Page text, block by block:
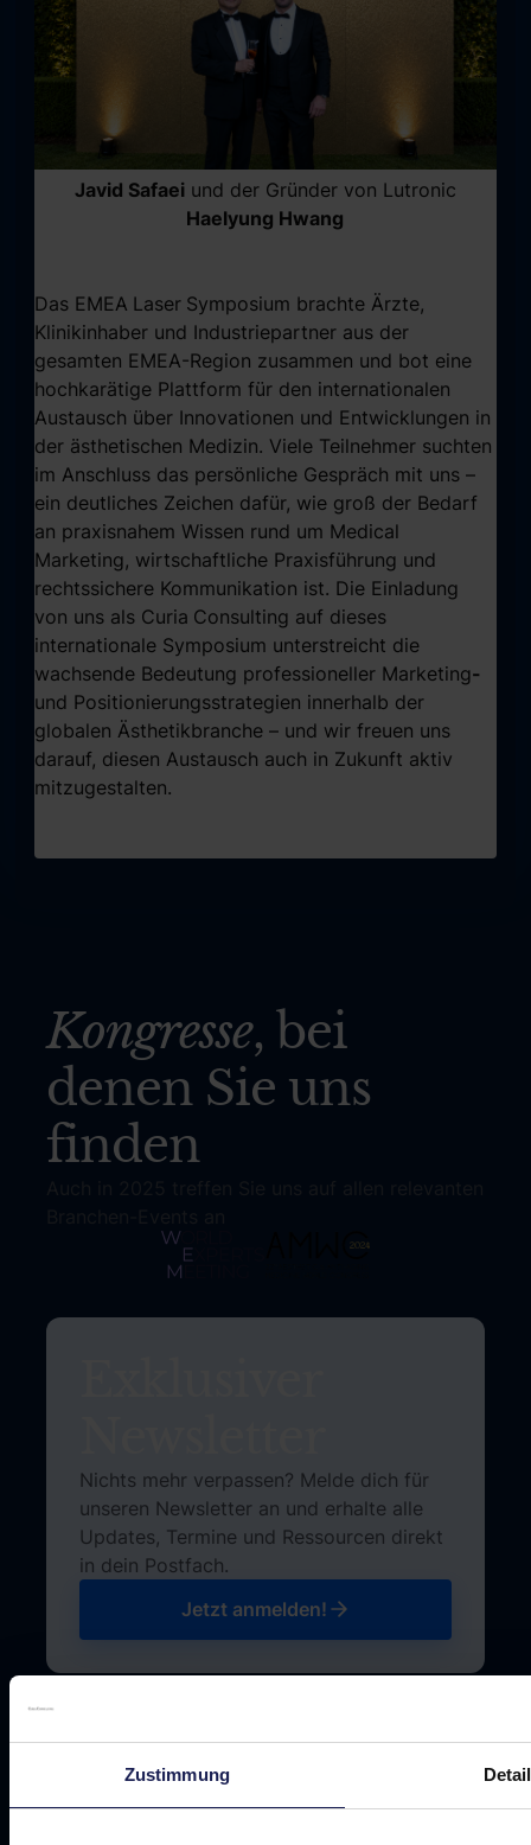
Zustimmung
Javid Safaeiund der Gründer von Lutronic
Haelyung Hwang
Das EMEA Laser Symposium brachte Ärzte,
Klinikinhaber und Industriepartner aus der
gesamten EMEA-Region zusammen und bot eine
hochkarätige Plattform für den internationalen
Austausch über Innovationen und Entwicklungen in
der ästhetischen Medizin. Viele Teilnehmer suchten
im Anschluss das persönliche Gespräch mit uns –
ein deutliches Zeichen dafür, wie groß der Bedarf
an praxisnahem Wissen rund um Medical
Marketing, wirtschaftliche Praxisführung und
rechtssichere Kommunikation ist. Die Einladung
von uns als Curia Consulting auf dieses
internationale Symposium unterstreicht die
wachsende Bedeutung professioneller Marketing-
und Positionierungsstrategien innerhalb der
globalen Ästhetikbranche – und wir freuen uns
darauf, diesen Austausch auch in Zukunft aktiv
mitzugestalten.
Kongresse, bei
denen Sie uns
finden
Nichts mehr verpassen? Melde dich für
unseren Newsletter an und erhalte alle
Updates, Termine und Ressourcen direkt
in dein Postfach.
Jetzt anmelden!
Jetzt anmelden!
Footer